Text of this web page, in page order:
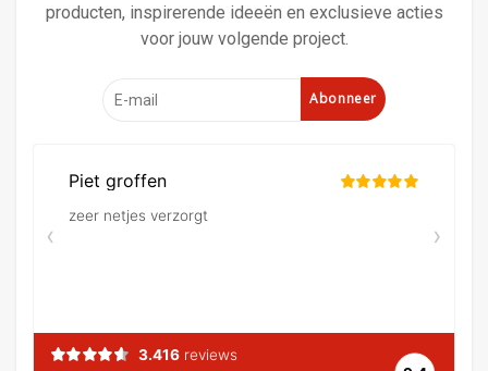
producten, inspirerende ideeën en exclusieve acties
voor jouw volgende project.
Abonneer